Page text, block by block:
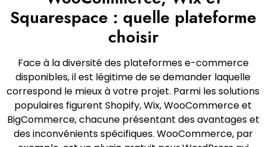
Squarespace : quelle plateforme
choisir
Face à la diversité des plateformes e-commerce
disponibles, il est légitime de se demander laquelle
correspond le mieux à votre projet. Parmi les solutions
populaires figurent Shopify, Wix, WooCommerce et
BigCommerce, chacune présentant des avantages et
des inconvénients spécifiques. WooCommerce, par